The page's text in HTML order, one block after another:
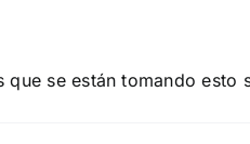
se están tomando esto